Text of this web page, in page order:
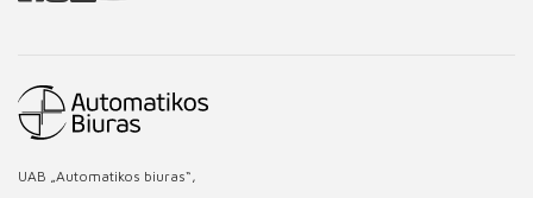
UAB „Automatikos biuras“,